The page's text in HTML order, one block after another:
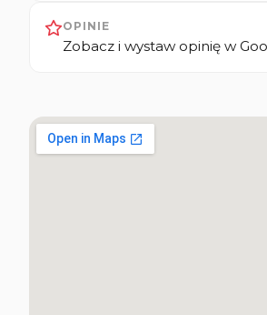
OPINIE
Zobacz i wystaw opinię w